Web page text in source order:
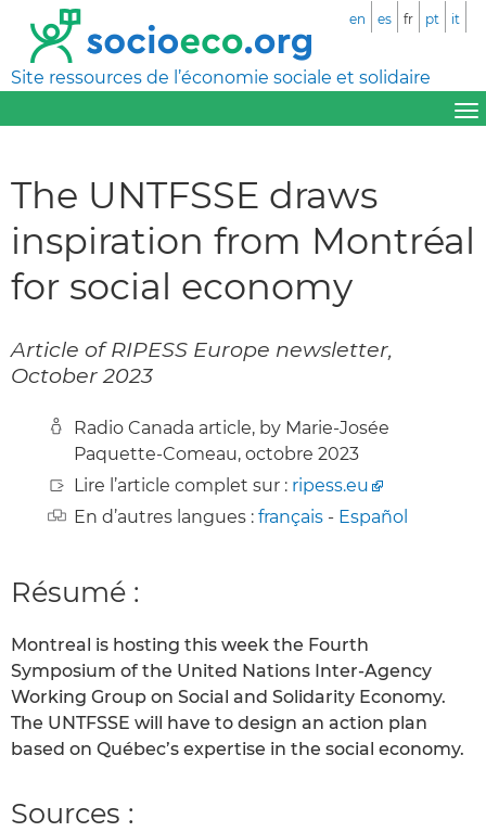
Site ressources de l’économie sociale et solidaire
en es fr pt it
The UNTFSSE draws
inspiration from Montréal
for social economy
Article of RIPESS Europe newsletter,
October 2023
Radio Canada article, by Marie-Josée
Paquette-Comeau, octobre 2023
Lire l’article complet sur : ripess.eu
En d’autres langues : français - Español
Résumé :
Montreal is hosting this week the Fourth
Symposium of the United Nations Inter-Agency
Working Group on Social and Solidarity Economy.
The UNTFSSE will have to design an action plan
based on Québec’s expertise in the social economy.
Sources :